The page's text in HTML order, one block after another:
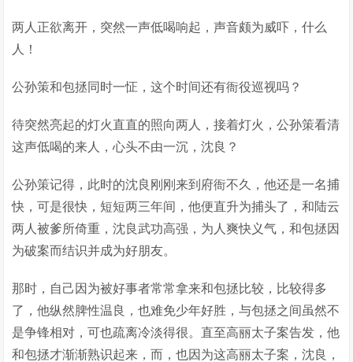
两人正欲离开，突然一声低喝响起，声音颇为威吓，什么
人！
公孙策和包拯同时一怔，这个时间还有衙役巡视吗？
待突然亮起的灯火直直的照向两人，接着灯火，公孙策看清
这声低喝的来人，心头不由一沉，沈良？
公孙策记得，此时的沈良刚刚来到府衙不久，他还是一名捕
快，可是很快，短短两三年间，他便直升为捕头了，和陆云
两人被爹所倚重，沈良武功高强，为人爽快义气，和包拯因
为破案而结识并成为好朋友。
那时，自己因为被好事者常常拿来和包拯比较，比较得多
了，他纵然脾性温良，也难免少年好胜，与包拯之间虽然不
是争锋相对，可也疏离冷淡得很。直至高丽太子案告发，他
和包拯才渐渐熟识起来，而，也因为这高丽太子案，沈良，